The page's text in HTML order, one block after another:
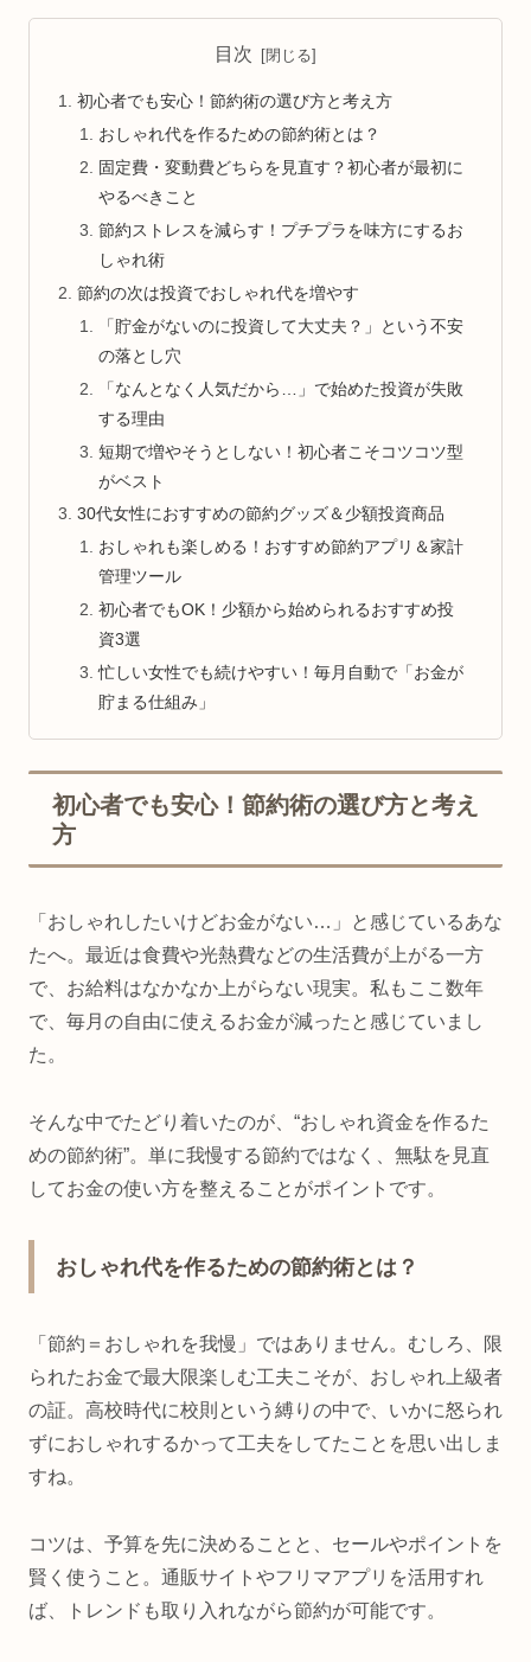
目次
初心者でも安心！節約術の選び方と考え方
おしゃれ代を作るための節約術とは？
固定費・変動費どちらを見直す？初心者が最初に
やるべきこと
節約ストレスを減らす！プチプラを味方にするお
しゃれ術
節約の次は投資でおしゃれ代を増やす
「貯金がないのに投資して大丈夫？」という不安
の落とし穴
「なんとなく人気だから…」で始めた投資が失敗
する理由
短期で増やそうとしない！初心者こそコツコツ型
がベスト
30代女性におすすめの節約グッズ＆少額投資商品
おしゃれも楽しめる！おすすめ節約アプリ＆家計
管理ツール
初心者でもOK！少額から始められるおすすめ投
資3選
忙しい女性でも続けやすい！毎月自動で「お金が
貯まる仕組み」
初心者でも安心！節約術の選び方と考え
方
「おしゃれしたいけどお金がない…」と感じているあな
たへ。最近は食費や光熱費などの生活費が上がる一方
で、お給料はなかなか上がらない現実。私もここ数年
で、毎月の自由に使えるお金が減ったと感じていまし
た。
そんな中でたどり着いたのが、“おしゃれ資金を作るた
めの節約術”。単に我慢する節約ではなく、無駄を見直
してお金の使い方を整えることがポイントです。
おしゃれ代を作るための節約術とは？
「節約＝おしゃれを我慢」ではありません。むしろ、限
られたお金で最大限楽しむ工夫こそが、おしゃれ上級者
の証。高校時代に校則という縛りの中で、いかに怒られ
ずにおしゃれするかって工夫をしてたことを思い出しま
すね。
コツは、予算を先に決めることと、セールやポイントを
賢く使うこと。通販サイトやフリマアプリを活用すれ
ば、トレンドも取り入れながら節約が可能です。